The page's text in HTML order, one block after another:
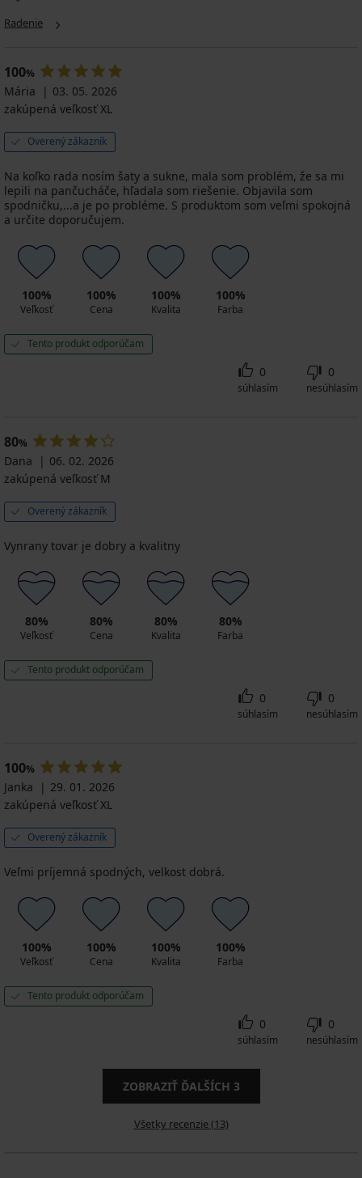
Radenie
100%
Mária
03. 05. 2026
zakúpená veľkosť XL
Overený zákazník
Na koľko rada nosím šaty a sukne, mala som problém, že sa mi
lepili na pančucháče, hľadala som riešenie. Objavila som
spodničku,...a je po probléme. S produktom som veľmi spokojná
a určite doporučujem.
100%
Veľkosť
100%
Cena
100%
Kvalita
100%
Farba
Tento produkt odporúčam
0
súhlasím
0
nesúhlasím
80%
Dana
06. 02. 2026
zakúpená veľkosť M
Overený zákazník
Vynrany tovar je dobry a kvalitny
80%
Veľkosť
80%
Cena
80%
Kvalita
80%
Farba
Tento produkt odporúčam
0
súhlasím
0
nesúhlasím
100%
Janka
29. 01. 2026
zakúpená veľkosť XL
Overený zákazník
Veľmi príjemná spodných, velkost dobrá.
100%
Veľkosť
100%
Cena
100%
Kvalita
100%
Farba
Tento produkt odporúčam
0
súhlasím
0
nesúhlasím
ZOBRAZIŤ ĎALŠÍCH 3
Všetky recenzie (13)